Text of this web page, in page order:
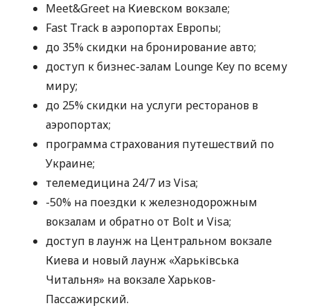
Meet&Greet на Киевском вокзале;
Fast Track в аэропортах Европы;
до 35% скидки на бронирование авто;
доступ к бизнес-залам Lounge Key по всему
миру;
до 25% скидки на услуги ресторанов в
аэропортах;
программа страхования путешествий по
Украине;
телемедицина 24/7 из Visa;
-50% на поездки к железнодорожным
вокзалам и обратно от Bolt и Visa;
доступ в лаунж на Центральном вокзале
Киева и новый лаунж «Харьківська
Читальня» на вокзале Харьков-
Пассажирский.